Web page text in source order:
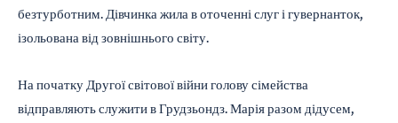
безтурботним. Дівчинка жила в оточенні слуг і гувернанток,
ізольована від зовнішнього світу.
На початку Другої світової війни голову сімейства
відправляють служити в Грудзьондз. Марія разом дідусем,